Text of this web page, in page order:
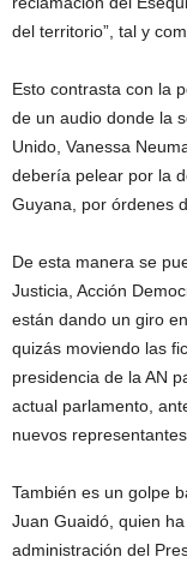
del territorio”, tal y
Esto contrasta con la
de un audio donde la
Unido, Vanessa
debería pelear por la
Guyana, por órdenes
De esta manera se
Justicia, Acción
están dando un giro
quizás moviendo las
presidencia de la AN
actual parlamento,
nuevos
También es un golpe
Juan Guaidó, quien
administración del